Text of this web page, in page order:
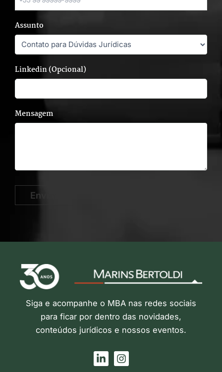
Assunto
Linkedin (Opcional)
Mensagem
Enviar
Siga e acompanhe o MBA nas redes sociais
para ficar por dentro das novidades,
conteúdos jurídicos e nossos eventos.
L
i
I
n